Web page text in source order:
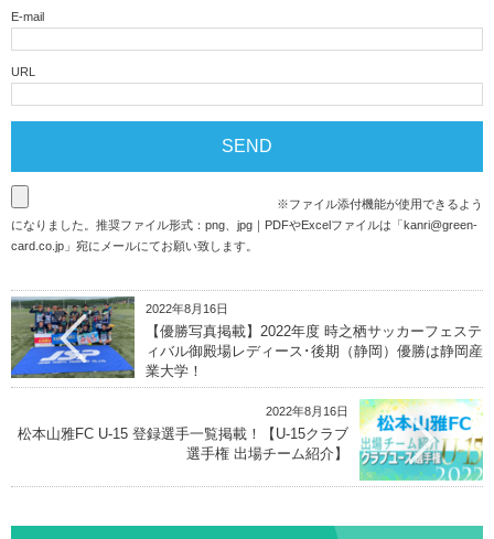
E-mail
URL
※ファイル添付機能が使用できるよう
になりました。推奨ファイル形式：png、jpg｜PDFやExcelファイルは「kanri@green-
card.co.jp 」宛にメールにてお願い致します。
2022年8月16日
【優勝写真掲載】2022年度 時之栖サッカーフェステ
ィバル御殿場レディース･後期（静岡）優勝は静岡産
業大学！
2022年8月16日
松本山雅FC U-15 登録選手一覧掲載！【U-15クラブ
選手権 出場チーム紹介】